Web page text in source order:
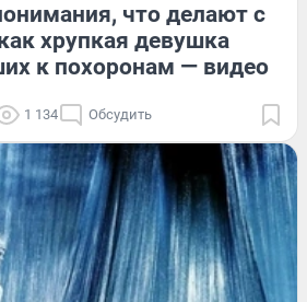
что делают с
хрупкая девушка
к похоронам — видео
1 134 Обсудить